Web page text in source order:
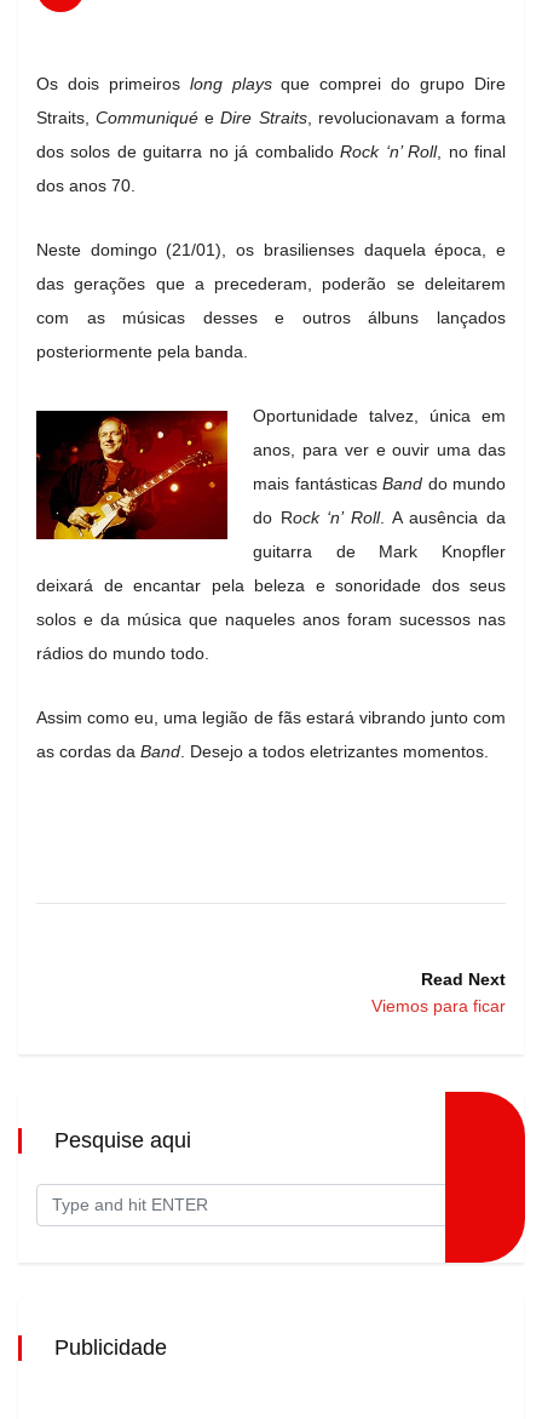
Os dois primeiros long playsque comprei do grupo Dire
Straits,Communiqué eDire Straits, revolucionavam a forma
dos solos de guitarra no já combalidoRock ‘n’ Roll, no final
dos anos 70.
Neste domingo (21/01), os brasilienses daquela época, e
das gerações que a precederam, poderão se deleitarem
com as músicas desses e outros álbuns lançados
posteriormente pela banda.
Oportunidade talvez, única em
anos, para ver e ouvir uma das
mais fantásticas Band do mundo
do Rock ‘n’ Roll. A ausência da
guitarra de Mark Knopfler
deixará de encantar pela beleza e sonoridade dos seus
solos e da música que naqueles anos foram sucessos nas
rádios do mundo todo.
Assim como eu, uma legião de fãs estará vibrando junto com
as cordas da Band . Desejo a todos eletrizantes momentos.
Read Next
Viemos para ficar
Pesquise aqui
Publicidade